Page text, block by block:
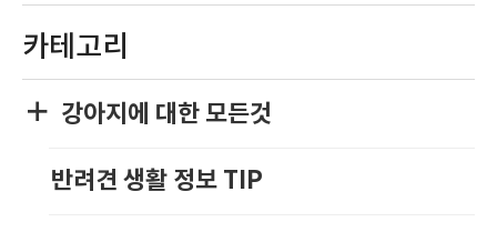
카테고리
강아지에 대한 모든것
반려견 생활 정보 TIP